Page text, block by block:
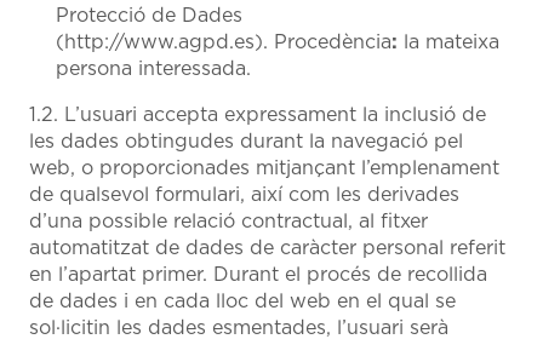
Protecció de Dades
(http://www.agpd.es). Procedència: la mateixa
persona interessada.
1.2. L’usuari accepta expressament la inclusió de
les dades obtingudes durant la navegació pel
web, o proporcionades mitjançant l’emplenament
de qualsevol formulari, així com les derivades
d’una possible relació contractual, al fitxer
automatitzat de dades de caràcter personal referit
en l’apartat primer. Durant el procés de recollida
de dades i en cada lloc del web en el qual se
sol·licitin les dades esmentades, l’usuari serà